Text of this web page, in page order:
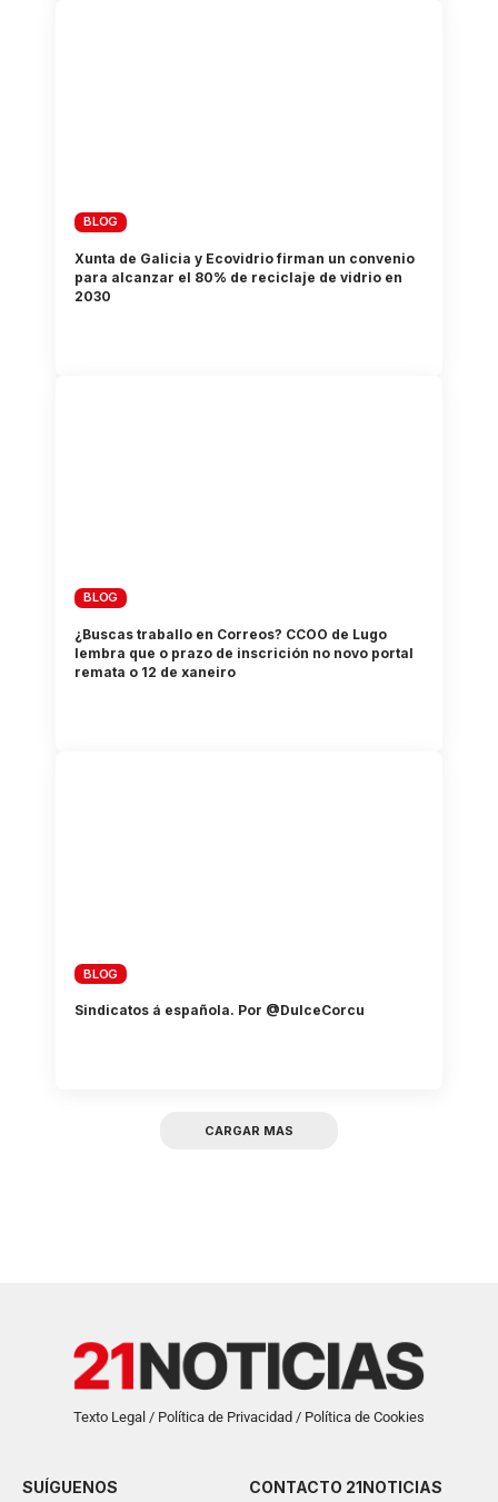
BLOG
Xunta de Galicia y Ecovidrio firman un convenio
para alcanzar el 80% de reciclaje de vidrio en
2030
BLOG
¿Buscas traballo en Correos? CCOO de Lugo
lembra que o prazo de inscrición no novo portal
remata o 12 de xaneiro
BLOG
Sindicatos á española. Por @DulceCorcu
CARGAR MAS
Texto Legal / Política de Privacidad / Política de Cookies
SUÍGUENOS CONTACTO 21NOTICIAS